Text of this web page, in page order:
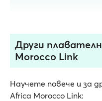
Други
Morocco Link
Научете повече и за
Africa Morocco Link: